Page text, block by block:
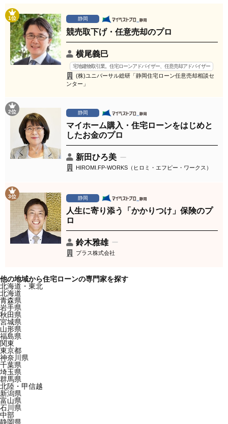
1位 静岡
競売取下げ・任意売却のプロ
横尾義巳
宅地建物取引業。住宅ローンアドバイザー、任意売却アドバイザー
(株)ユニバーサル総研「静岡住宅ローン任意売却相談セ
ンター」
2位 静岡
マイホーム購入・住宅ローンをはじめと
したお金のプロ
新田ひろ美
HIROMI.FP-WORKS（ヒロミ・エフピー・ワークス）
3位 静岡
人生に寄り添う「かかりつけ」保険のプ
ロ
鈴木雅雄
プラス株式会社
他の地域から住宅ローンの専門家を探す
北海道・東北
北海道
青森県
岩手県
秋田県
宮城県
山形県
福島県
関東
東京都
神奈川県
千葉県
埼玉県
群馬県
北陸・甲信越
新潟県
富山県
石川県
中部
静岡県